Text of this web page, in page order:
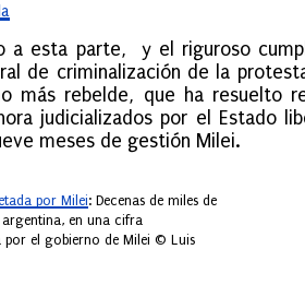
a esta parte, y el riguroso
de criminalización de la
más rebelde, que ha
judicializados por el Estado
meses de gestión Milei.
por Milei: Decenas de miles de
argentina, en una cifra
por el gobierno de Milei © Luis